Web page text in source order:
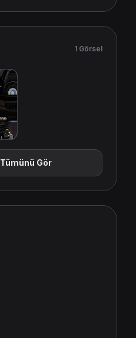
1 Görsel
Tümünü Gör